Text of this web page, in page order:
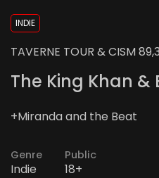
INDIE
TAVERNE TOUR & CISM
The King Khan &
+Miranda and the Beat
Genre
Indie
Public
18+